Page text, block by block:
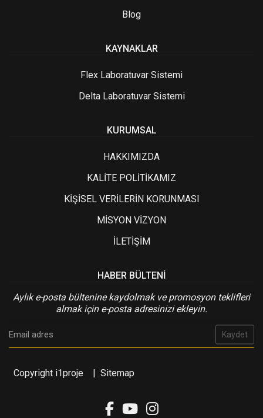
Blog
KAYNAKLAR
Flex Laboratuvar Sistemi
Delta Laboratuvar Sistemi
KURUMSAL
HAKKIMIZDA
KALİTE POLİTİKAMIZ
KİŞİSEL VERİLERİN KORUNMASI
MİSYON VİZYON
İLETİŞİM
HABER BÜLTENI
Aylık e-posta bültenine kaydolmak ve promosyon teklifleri
almak için e-posta adresinizi ekleyin.
Kaydet
Copyright i1proje | Sitemap